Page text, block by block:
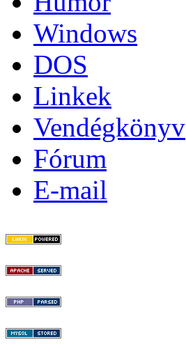
Windows
DOS
Linkek
Vendégkönyv
Fórum
E-mail